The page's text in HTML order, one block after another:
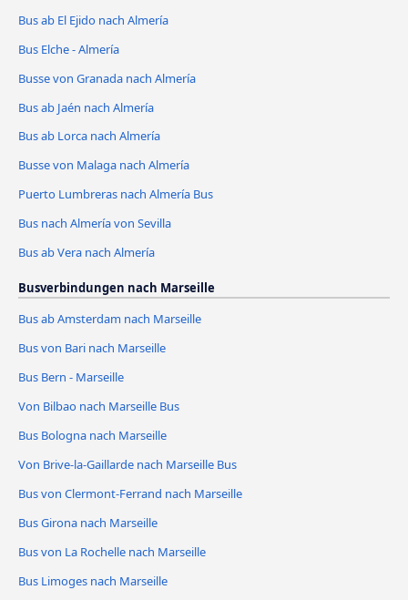
Bus ab El Ejido nach Almería
Bus Elche - Almería
Busse von Granada nach Almería
Bus ab Jaén nach Almería
Bus ab Lorca nach Almería
Busse von Malaga nach Almería
Puerto Lumbreras nach Almería Bus
Bus nach Almería von Sevilla
Bus ab Vera nach Almería
Busverbindungen nach Marseille
Bus ab Amsterdam nach Marseille
Bus von Bari nach Marseille
Bus Bern - Marseille
Von Bilbao nach Marseille Bus
Bus Bologna nach Marseille
Von Brive-la-Gaillarde nach Marseille Bus
Bus von Clermont-Ferrand nach Marseille
Bus Girona nach Marseille
Bus von La Rochelle nach Marseille
Bus Limoges nach Marseille